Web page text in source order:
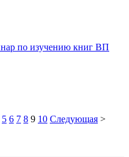
по изучению книг ВП
5 6 7 8 9 10 Следующая >